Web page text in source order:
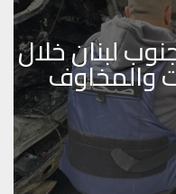
لبنان خلال
والمخاوف